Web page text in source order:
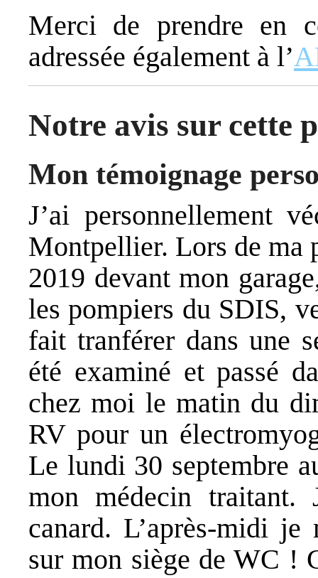
Merci de prendre en
adressée également à l’
Notre avis sur cette
Mon témoignage
J’ai personnellement
Montpellier. Lors de ma
2019 devant mon
les pompiers du SDIS,
fait tranférer dans une
été examiné et passé
chez moi le matin du
RV pour un
Le lundi 30 septembre
mon médecin
canard. L’après-midi
sur mon siège de WC !